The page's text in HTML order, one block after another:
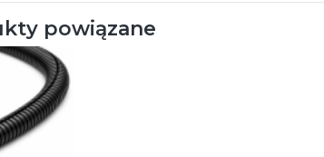
powiązane